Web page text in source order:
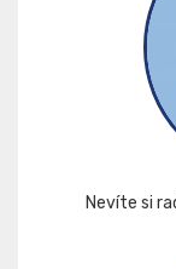
Nevíte si